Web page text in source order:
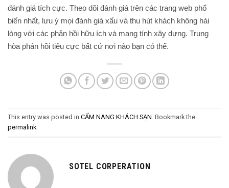
đánh giá tích cực. Theo dõi đánh giá trên các trang web phổ
biến nhất, lưu ý mọi đánh giá xấu và thu hút khách không hài
lòng với các phản hồi hữu ích và mang tính xây dựng. Trung
hòa phản hồi tiêu cực bất cứ nơi nào bạn có thể.
This entry was posted in CẨM NANG KHÁCH SẠN. Bookmark the
permalink.
SOTEL CORPERATION